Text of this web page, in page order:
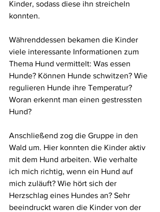
Kinder, sodass diese ihn streicheln
konnten.
Währenddessen bekamen die Kinder
viele interessante Informationen zum
Thema Hund vermittelt: Was essen
Hunde? Können Hunde schwitzen? Wie
regulieren Hunde ihre Temperatur?
Woran erkennt man einen gestressten
Hund?
Anschließend zog die Gruppe in den
Wald um. Hier konnten die Kinder aktiv
mit dem Hund arbeiten. Wie verhalte
ich mich richtig, wenn ein Hund auf
mich zuläuft? Wie hört sich der
Herzschlag eines Hundes an? Sehr
beeindruckt waren die Kinder von der